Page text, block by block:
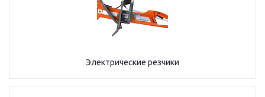
Электрические резчики